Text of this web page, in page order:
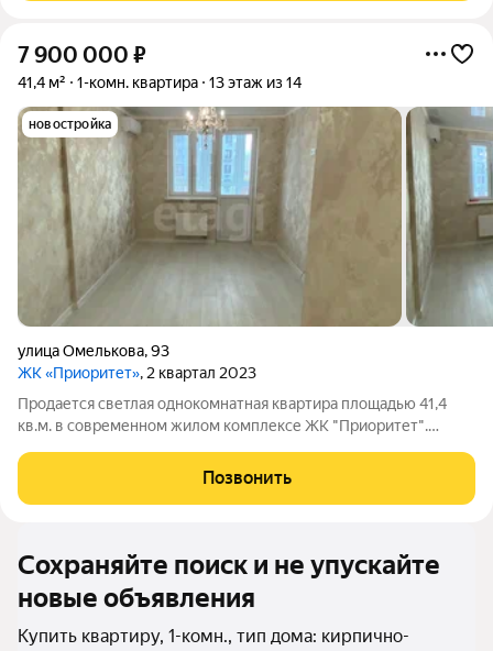
7 900 000 ₽
41,4 м² 1-комн. квартира 13 этаж из 14
новостройка
улица Омелькова,93
ЖК «Приоритет», 2 квартал 2023
Продается светлая однокомнатная квартира площадью 41,4
кв.м. в современном жилом комплексе ЖК "Приоритет".
10,3 кв.м., а также балкон с большой площадью в 6.6 кв м.
Квартира выполнена в
Позвонить
Сохраняйте поиск и не упускайте
новые объявления
Купить квартиру, 1-комн., тип дома: кирпично-